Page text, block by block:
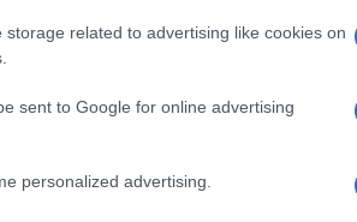
related to advertising like cookies on
sent to Google for online advertising
personalized advertising.
Nincs
Nincs